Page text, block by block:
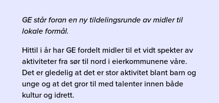
GE står foran en ny tildelingsrunde av midler til
lokale formål.
Hittil i år har GE fordelt midler til et vidt spekter av
aktiviteter fra sør til nord i eierkommunene våre.
Det er gledelig at det er stor aktivitet blant barn og
unge og at det gror til med talenter innen både
kultur og idrett.